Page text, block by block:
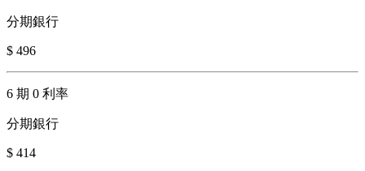
分期銀行
$ 496
6 期 0 利率
分期銀行
$ 414